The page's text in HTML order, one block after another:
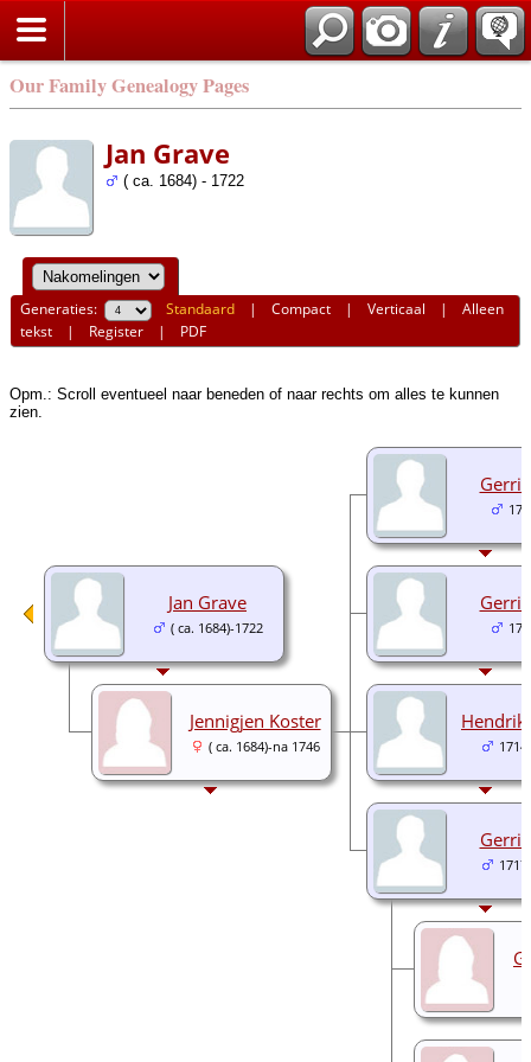
Our Family Genealogy Pages
Jan Grave
( ca. 1684) - 1722
Generaties: Standaard |Compact |Verticaal |Alleen
tekst | Register | PDF
Opm.: Scroll eventueel naar beneden of naar rechts om alles te kunnen
zien.
Gerrit
Gerrit
Gerrit
Jan Grave
( ca. 1684)-1722
Jennigjen Koster
( ca. 1684)-na 1746